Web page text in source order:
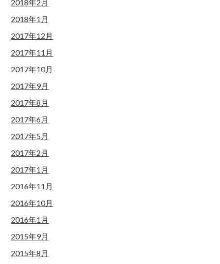
2018年2月
2018年1月
2017年12月
2017年11月
2017年10月
2017年9月
2017年8月
2017年6月
2017年5月
2017年2月
2017年1月
2016年11月
2016年10月
2016年1月
2015年9月
2015年8月